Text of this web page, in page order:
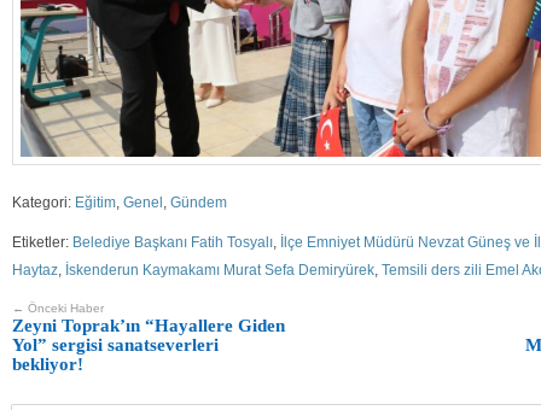
Kategori: Eğitim, Genel , Gündem
Etiketler: Belediye Başkanı Fatih Tosyalı,
İlçe Emniyet Müdürü Nevzat Güneş ve
Haytaz, İskenderun Kaymakamı Murat Sefa Demiryürek, Temsili ders zili Emel
← Önceki Haber
Zeyni Toprak’ın “Hayallere Giden
Yol” sergisi sanatseverleri
bekliyor!